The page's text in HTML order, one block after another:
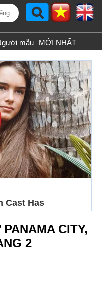
mẫu MỚI NHẤT
CITY,
2